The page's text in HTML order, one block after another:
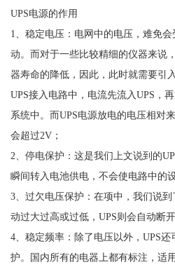
UPS电源的作用
1、稳定电压：电网中的电压，难免
动。而对于一些比较精细的仪器来说
器寿命的降低，因此，此时就需要引
UPS接入电路中，电流先流入UPS，
系统中。而UPS电源放电的电压相对
会超过2V；
2、停电保护：这是我们上文说到的
瞬间转入电池供电，不会使电路中的
3、过欠电压保护：在项中，我们说
动过大过高或过低，UPS则会自动断
4、稳定频率：除了电压以外，UPS
护。国内所有的电器上都有标注，适